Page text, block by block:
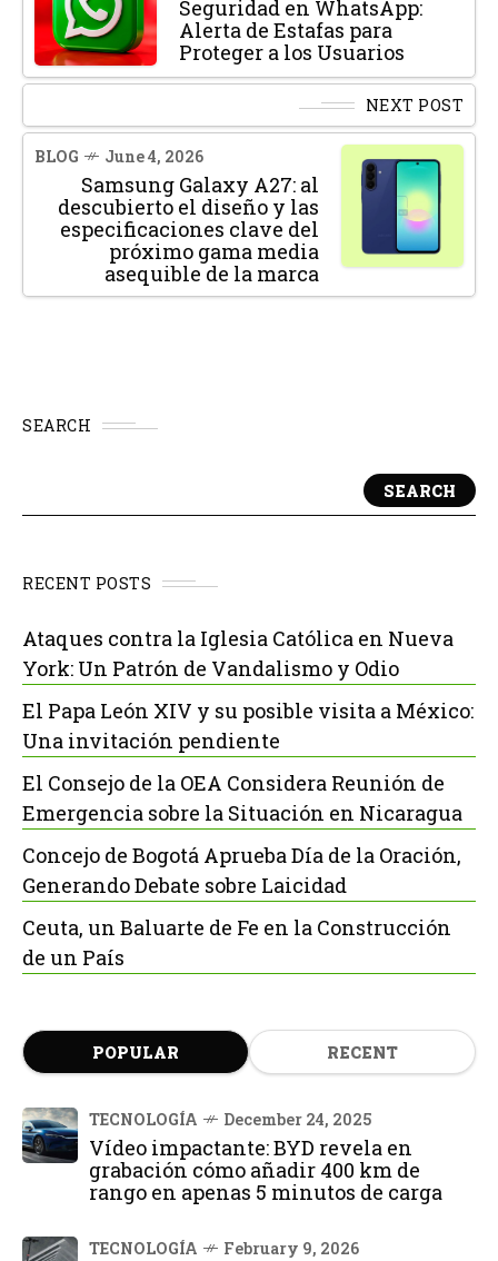
Seguridad en WhatsApp:
Alerta de Estafas para
Proteger a los Usuarios
NEXT POST
BLOG June 4, 2026
Samsung Galaxy A27: al
descubierto el diseño y las
especificaciones clave del
próximo gama media
asequible de la marca
SEARCH
SEARCH
RECENT POSTS
Ataques contra la Iglesia Católica en Nueva
York: Un Patrón de Vandalismo y Odio
El Papa León XIV y su posible visita a México:
Una invitación pendiente
El Consejo de la OEA Considera Reunión de
Emergencia sobre la Situación en Nicaragua
Concejo de Bogotá Aprueba Día de la Oración,
Generando Debate sobre Laicidad
Ceuta, un Baluarte de Fe en la Construcción
de un País
POPULAR RECENT
TECNOLOGÍA December 24, 2025
Vídeo impactante: BYD revela en
grabación cómo añadir 400 km de
rango en apenas 5 minutos de carga
TECNOLOGÍA February 9, 2026